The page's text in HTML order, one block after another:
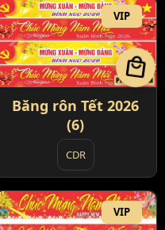
VIP
Băng rôn Tết 2026
(6)
CDR
VIP
local_mall